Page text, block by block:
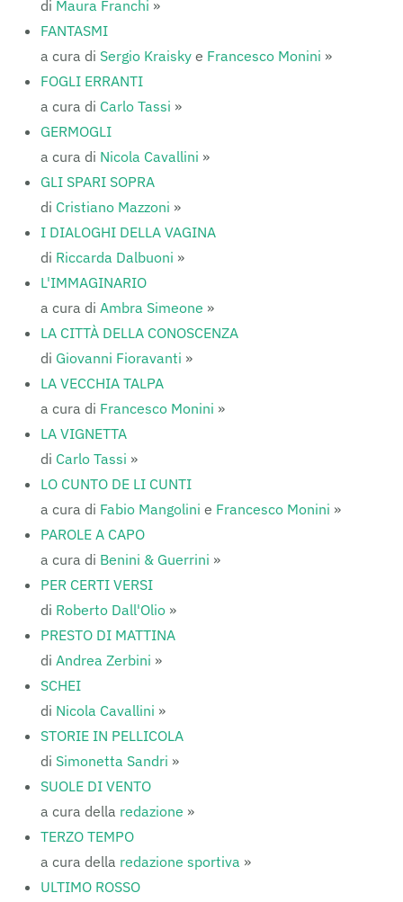
di Maura Franchi »
FANTASMI
a cura di Sergio Kraisky e Francesco Monini »
FOGLI ERRANTI
a cura di Carlo Tassi »
GERMOGLI
a cura di Nicola Cavallini »
GLI SPARI SOPRA
di Cristiano Mazzoni »
I DIALOGHI DELLA VAGINA
di Riccarda Dalbuoni »
L'IMMAGINARIO
a cura di Ambra Simeone »
LA CITTÀ DELLA CONOSCENZA
di Giovanni Fioravanti »
LA VECCHIA TALPA
a cura di Francesco Monini »
LA VIGNETTA
di Carlo Tassi »
LO CUNTO DE LI CUNTI
a cura di Fabio Mangolini e Francesco Monini »
PAROLE A CAPO
a cura di Benini & Guerrini »
PER CERTI VERSI
di Roberto Dall'Olio »
PRESTO DI MATTINA
di Andrea Zerbini »
SCHEI
di Nicola Cavallini »
STORIE IN PELLICOLA
di Simonetta Sandri »
SUOLE DI VENTO
a cura della redazione »
TERZO TEMPO
a cura della redazione sportiva »
ULTIMO ROSSO